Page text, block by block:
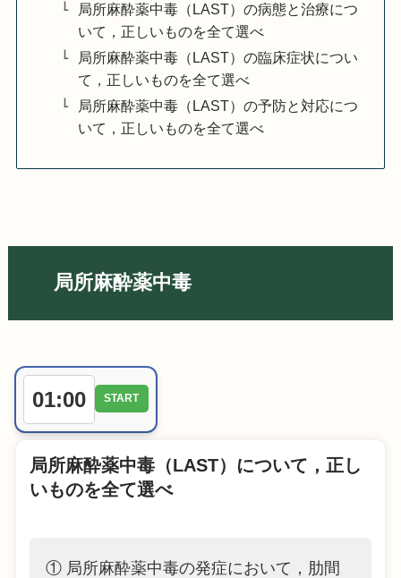
局所麻酔薬中毒（LAST）の病態と治療につ
いて，正しいものを全て選べ
局所麻酔薬中毒（LAST）の臨床症状につい
て，正しいものを全て選べ
局所麻酔薬中毒（LAST）の予防と対応につ
いて，正しいものを全て選べ
局所麻酔薬中毒
01:00 START
局所麻酔薬中毒（LAST）について，正し
いものを全て選べ
① 局所麻酔薬中毒の発症において，肋間